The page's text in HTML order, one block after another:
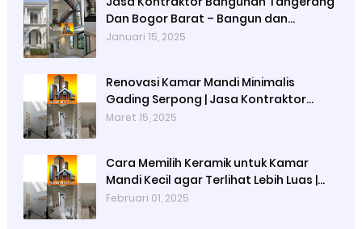
Dan Bogor Barat – Bangun dan
Renovasi Rumah Profesional,
Januari 15, 2025
Renovasi Kamar Mandi Minimalis
Gading Serpong | Jasa Kontraktor
Renovasi Rumah Terpercaya
Maret 15, 2025
Cara Memilih Keramik untuk Kamar
Mandi Kecil agar Terlihat Lebih Luas |
Jasa Bangun Rumah Tangerang | Jasa
Februari 01, 2025